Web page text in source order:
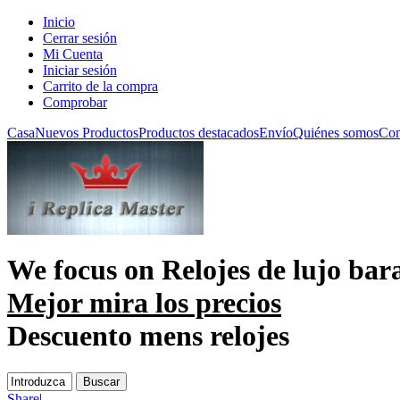
Inicio
Cerrar sesión
Mi Cuenta
Iniciar sesión
Carrito de la compra
Comprobar
CasaNuevos ProductosProductos destacadosEnvíoQuiénes somos
We focus on Relojes de lujo
Mejor mira los precios
Descuento mens relojes